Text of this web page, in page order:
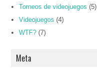
Torneos de videojuegos (5)
Videojuegos (4)
WTF? (7)
Meta